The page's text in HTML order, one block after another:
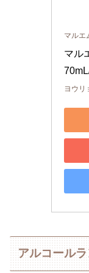
マルエ
マル
ヨウリ
アルコール